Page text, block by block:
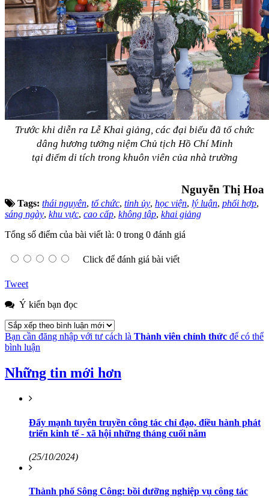
Trước khi diễn ra Lễ Khai giảng, các đại biểu đã tổ chức
dâng hương tưởng niệm Chủ tịch Hồ Chí Minh
tại điểm di tích trong khuôn viên của nhà trường
Nguyễn Thị Hoa
Tags: thái nguyên, tổ chức, tỉnh ủy, học viện, lý luận, phối hợp,
sáng ngày, khu vực, cao cấp, không tập, khai giảng
Tổng số điểm của bài viết là: 0 trong 0 đánh giá
Click để đánh giá bài viết
Tweet
Ý kiến bạn đọc
Bạn cần đăng nhập với tư cách là Thành viên chính thức để có thể
bình luận
Những tin mới hơn
Đẩy mạnh tuyên truyền công tác chỉ đạo, điều hành phát
triển kinh tế - xã hội những tháng cuối năm
(25/10/2024)
Thành phố Sông Công: bồi dưỡng nghiệp vụ công tác